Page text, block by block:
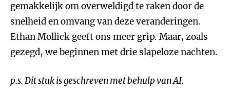
gemakkelijk om overweldigd te raken door de
snelheid en omvang van deze veranderingen.
Ethan Mollick geeft ons meer grip. Maar, zoals
gezegd, we beginnen met drie slapeloze nachten.
p.s. Dit stuk is geschreven met behulp van AI.